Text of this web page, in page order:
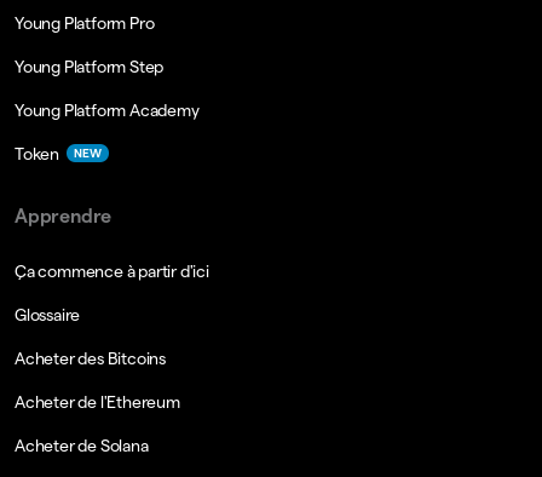
Young Platform Pro
Young Platform Step
Young Platform Academy
Token NEW
Apprendre
Ça commence à partir d'ici
Glossaire
Acheter des Bitcoins
Acheter de l'Ethereum
Acheter de Solana